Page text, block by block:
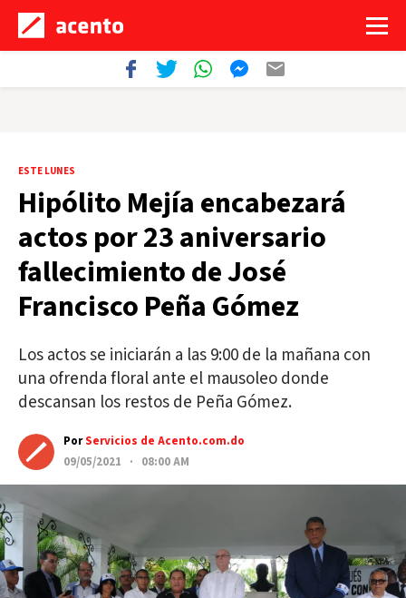
ESTE LUNES
Hipólito Mejía encabezará
actos por 23 aniversario
fallecimiento de José
Francisco Peña Gómez
Los actos se iniciarán a las 9:00 de la mañana con
una ofrenda floral ante el mausoleo donde
descansan los restos de Peña Gómez.
PorServicios de Acento.com.do
09/05/2021 · 08:00 AM